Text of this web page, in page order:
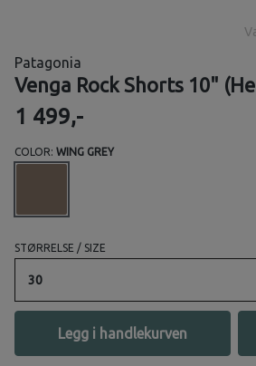
Patagonia
Venga Rock Shorts 10"
1 499,-
COLOR: WING GREY
STØRRELSE / SIZE
30
Legg i handlekurven